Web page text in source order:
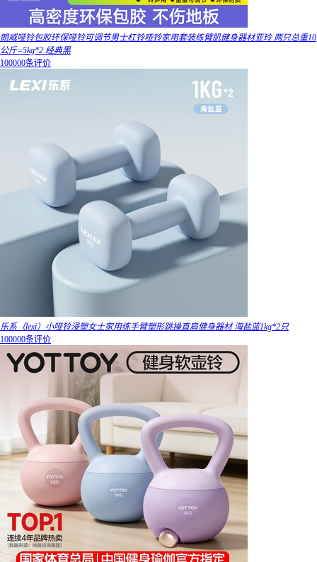
朗威哑铃包胶环保哑铃可调节男士杠铃哑铃家用套装练臂肌健身器材亚玲 两只总重10
公斤=5kg*2 经典黑
100000条评价
乐系（lexi）小哑铃浸塑女士家用练手臂塑形跳操直肩健身器材 海盐蓝1kg*2只
100000条评价